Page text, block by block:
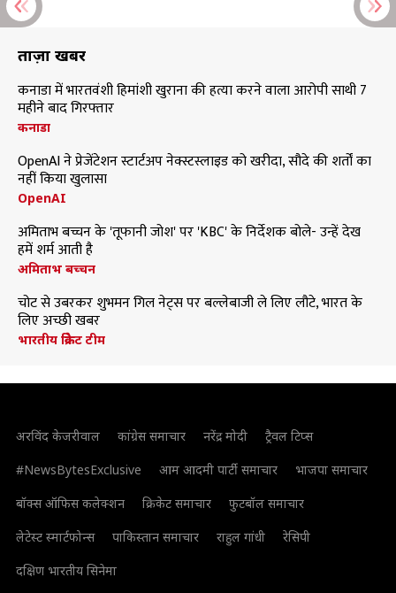
ताज़ा खबरें
कनाडा में भारतवंशी हिमांशी खुराना की हत्या करने वाला आरोपी साथी 7
महीने बाद गिरफ्तार
कनाडा
OpenAI ने प्रेजेंटेशन स्टार्टअप नेक्स्टस्लाइड को खरीदा, सौदे की शर्तों का
नहीं किया खुलासा
OpenAI
अमिताभ बच्चन के 'तूफानी जोश' पर 'KBC' के निर्देशक बोले- उन्हें देख
हमें शर्म आती है
अमिताभ बच्चन
चोट से उबरकर शुभमन गिल नेट्स पर बल्लेबाजी ले लिए लौटे, भारत के
लिए अच्छी खबर
भारतीय क्रिकेट टीम
अरविंद केजरीवाल कांग्रेस समाचार नरेंद्र मोदी
ट्रैवल टिप्स
#NewsBytesExclusive
आम आदमी पार्टी समाचार
भाजपा समाचार
बॉक्स ऑफिस कलेक्शन
क्रिकेट समाचार
फुटबॉल समाचार
लेटेस्ट स्मार्टफोन्स
पाकिस्तान समाचार राहुल गांधी
रेसिपी
दक्षिण भारतीय सिनेमा